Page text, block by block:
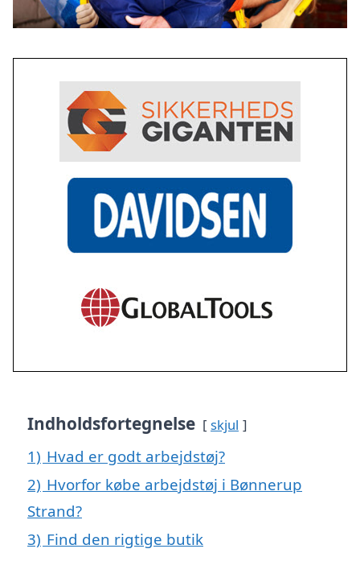
Indholdsfortegnelse skjul
1) Hvad er godt arbejdstøj?
2) Hvorfor købe arbejdstøj i Bønnerup
Strand?
3) Find den rigtige butik